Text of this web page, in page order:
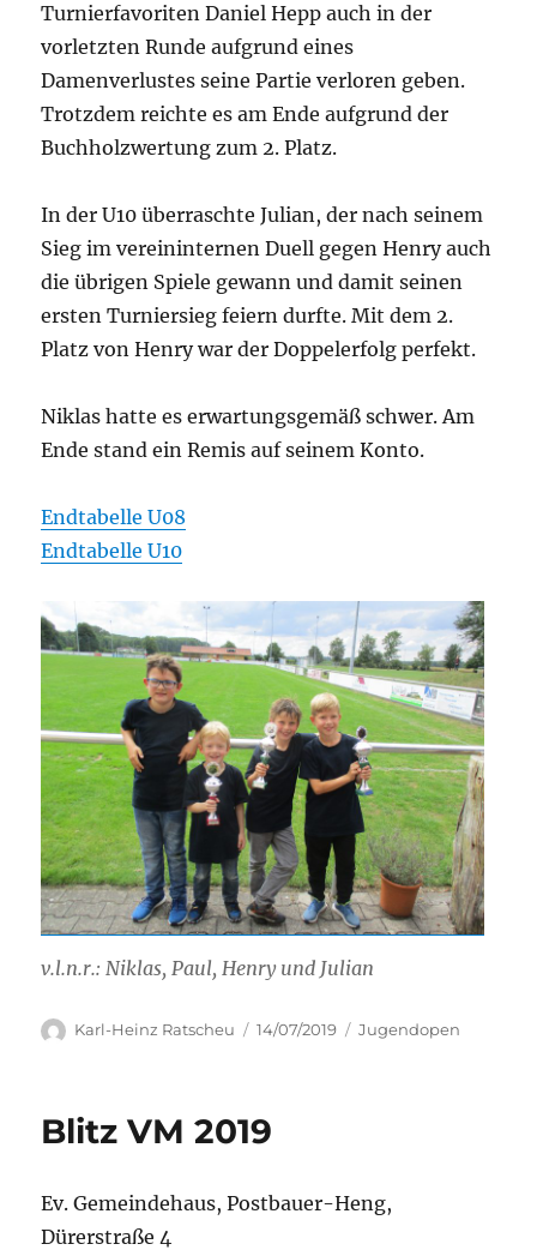
Turnierfavoriten Daniel Hepp auch in der
vorletzten Runde aufgrund eines
Damenverlustes seine Partie verloren geben.
Trotzdem reichte es am Ende aufgrund der
Buchholzwertung zum 2. Platz.
In der U10 überraschte Julian, der nach seinem
Sieg im vereininternen Duell gegen Henry auch
die übrigen Spiele gewann und damit seinen
ersten Turniersieg feiern durfte. Mit dem 2.
Platz von Henry war der Doppelerfolg perfekt.
Niklas hatte es erwartungsgemäß schwer. Am
Ende stand ein Remis auf seinem Konto.
Endtabelle U08
Endtabelle U10
v.l.n.r.: Niklas, Paul, Henry und Julian
Autor
Karl-Heinz Ratscheu
Veröffentlicht
14/07/2019 Kategorien
Jugendopen
Blitz VM 2019
Ev. Gemeindehaus, Postbauer-Heng,
Dürerstraße 4